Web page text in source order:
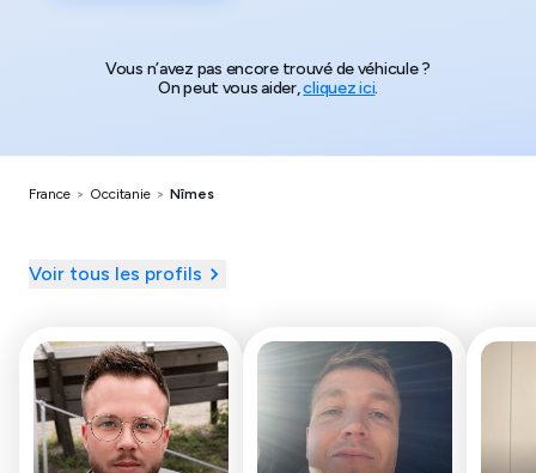
Vous n’avez pas encore trouvé de véhicule ?
On peut vous aider,cliquez ici.
France > Occitanie > Nîmes
Voir tous les profils